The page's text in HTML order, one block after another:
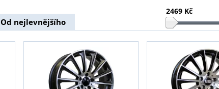
Od nejlevnějšího
2469 Kč